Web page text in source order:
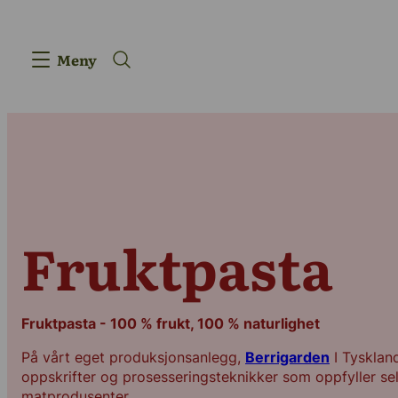
Meny
Produkter
Innovasjon
Vår historie
Fruktpasta
Fruktpasta - 100 % frukt, 100 % naturlighet
På vårt eget produksjonsanlegg, Berrigarden I
oppskrifter og prosesseringsteknikker som oppfyller